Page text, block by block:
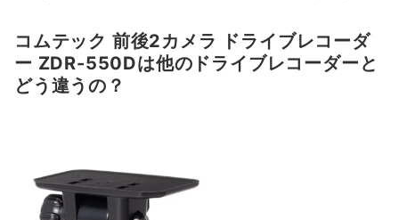
コムテック 前後2カメラ ドライブレコーダ
ー ZDR-550Dは他のドライブレコーダーと
どう違うの？